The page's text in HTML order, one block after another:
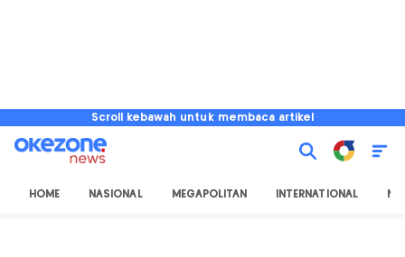
Scroll kebawah untuk membaca artikel
HOME NASIONAL MEGAPOLITAN INTERNATIONAL